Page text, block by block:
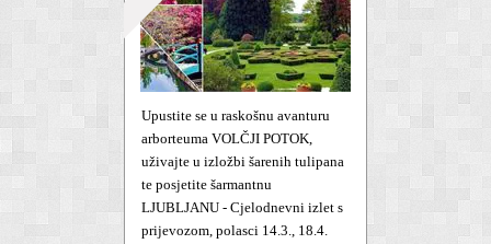
Upustite se u raskošnu avanturu
arborteuma VOLČJI POTOK,
uživajte u izložbi šarenih tulipana
te posjetite šarmantnu
LJUBLJANU - Cjelodnevni izlet s
prijevozom, polasci 14.3., 18.4.